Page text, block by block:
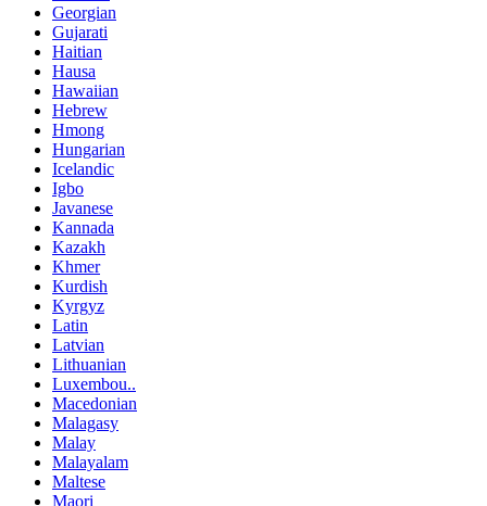
Georgian
Gujarati
Haitian
Hausa
Hawaiian
Hebrew
Hmong
Hungarian
Icelandic
Igbo
Javanese
Kannada
Kazakh
Khmer
Kurdish
Kyrgyz
Latin
Latvian
Lithuanian
Luxembou..
Macedonian
Malagasy
Malay
Malayalam
Maltese
Maori